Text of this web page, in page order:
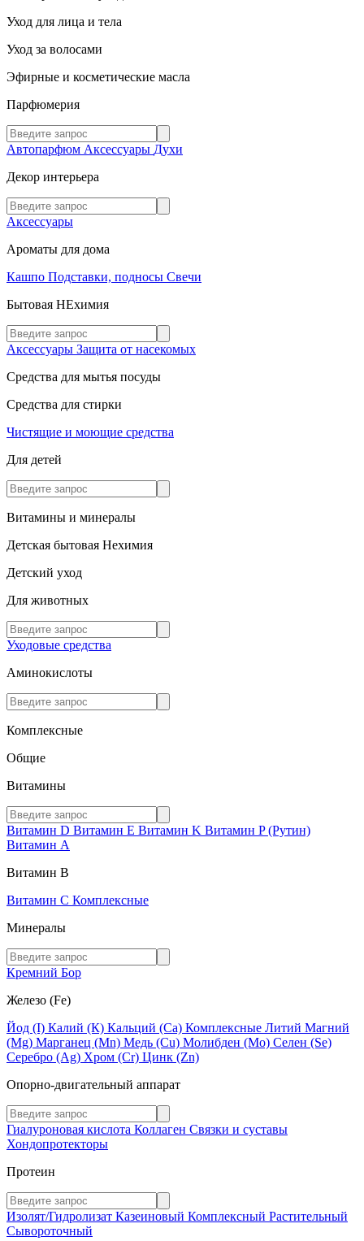
Уход для лица и тела
Уход за волосами
Эфирные и косметические масла
Парфюмерия
Автопарфюм Аксессуары Духи
Декор интерьера
Аксессуары
Ароматы для дома
Кашпо Подставки, подносы Свечи
Бытовая НЕхимия
Аксессуары Защита от насекомых
Средства для мытья посуды
Средства для стирки
Чистящие и моющие средства
Для детей
Витамины и минералы
Детская бытовая Нехимия
Детский уход
Для животных
Уходовые средства
Аминокислоты
Комплексные
Общие
Витамины
Витамин D Витамин E Витамин K Витамин P (Рутин)
Витамин А
Витамин В
Витамин C Комплексные
Минералы
Кремний Бор
Железо (Fe)
Йод (I) Калий (К) Кальций (Са) Комплексные Литий Магний
(Mg) Марганец (Mn) Медь (Сu) Молибден (Мо) Селен (Se)
Серебро (Ag) Хром (Cr) Цинк (Zn)
Опорно-двигательный аппарат
Гиалуроновая кислота Коллаген Связки и суставы
Хондопротекторы
Протеин
Изолят/Гидролизат Казеиновый Комплексный Растительный
Сывороточный